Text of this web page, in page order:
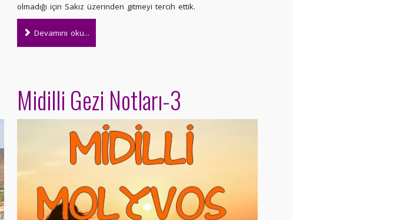
olmadığı için Sakız üzerinden gitmeyi tercih ettik.
Devamını oku...
Midilli Gezi Notları-3